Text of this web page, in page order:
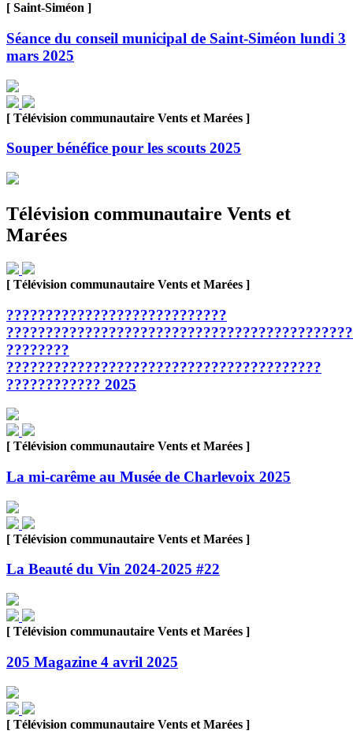
[ Saint-Siméon ]
Séance du conseil municipal de Saint-Siméon lundi 3
mars 2025
[ Télévision communautaire Vents et Marées ]
Souper bénéfice pour les scouts 2025
Télévision communautaire Vents et
Marées
[ Télévision communautaire Vents et Marées ]
????????????????????????????
????????
????????????????????????????????????????
???????????? 2025
[ Télévision communautaire Vents et Marées ]
La mi-carême au Musée de Charlevoix 2025
[ Télévision communautaire Vents et Marées ]
La Beauté du Vin 2024-2025 #22
[ Télévision communautaire Vents et Marées ]
205 Magazine 4 avril 2025
[ Télévision communautaire Vents et Marées ]